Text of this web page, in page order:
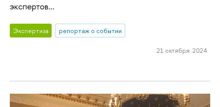
экспертов...
Экспертиза репортаж о событии
21 октября 2024